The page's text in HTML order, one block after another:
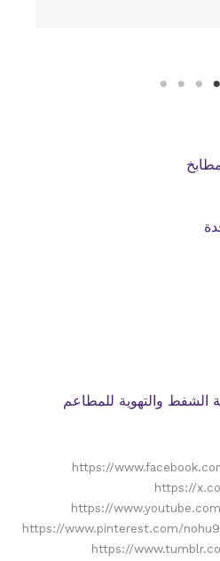
والتهوية للمطاعم
https://
https://
https://
https://www.pinterest.com/
https://